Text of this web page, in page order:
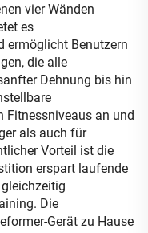
vier Wänden
es
ermöglicht Benutzern
die alle
Dehnung bis hin
Fitnessniveaus an und
als auch für
Vorteil ist die
erspart laufende
Die
Gerät zu Hause